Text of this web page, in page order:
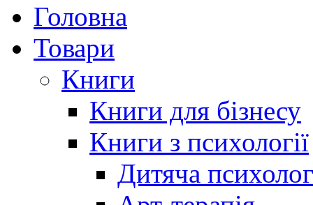
Головна
Товари
Книги
Книги для бізнесу
Книги з психології
Дитяча